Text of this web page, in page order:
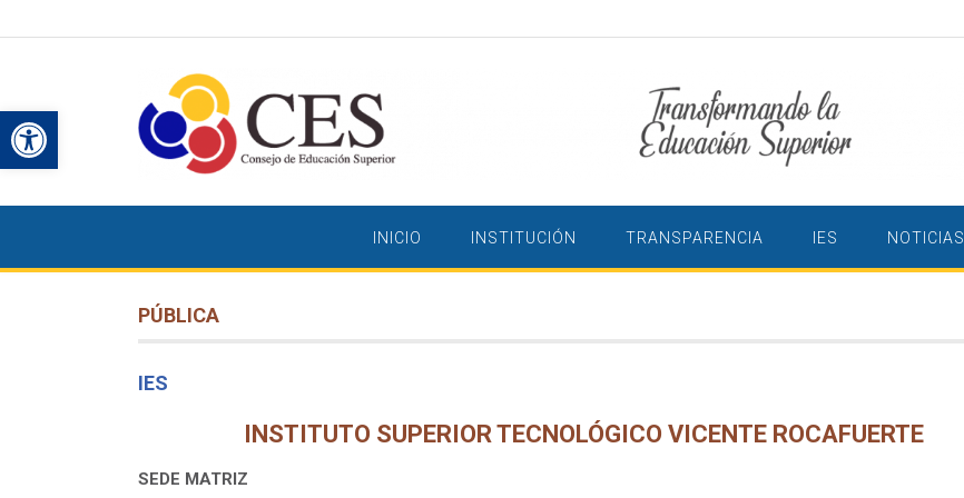
Abrir barra de herramientas
al
INICIO INSTITUCIÓN TRANSPARENCIA IES NOTICIAS
PÚBLICA
IES
INSTITUTO SUPERIOR TECNOLÓGICO VICENTE ROCAFUERTE
SEDE MATRIZ